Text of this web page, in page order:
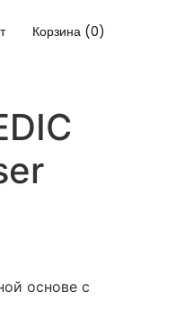
Корзина (0)
основе с